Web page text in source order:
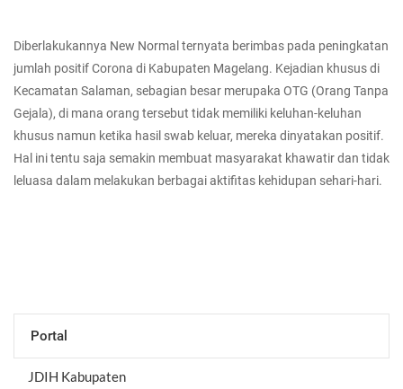
Diberlakukannya New Normal ternyata berimbas pada peningkatan
jumlah positif Corona di Kabupaten Magelang. Kejadian khusus di
Kecamatan Salaman, sebagian besar merupaka OTG (Orang Tanpa
Gejala), di mana orang tersebut tidak memiliki keluhan-keluhan
khusus namun ketika hasil swab keluar, mereka dinyatakan positif.
Hal ini tentu saja semakin membuat masyarakat khawatir dan tidak
leluasa dalam melakukan berbagai aktifitas kehidupan sehari-hari.
Portal
JDIH Kabupaten